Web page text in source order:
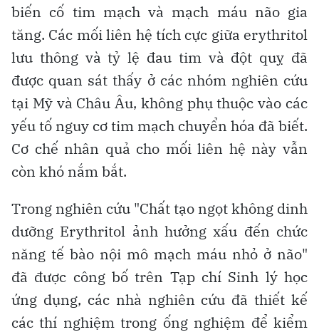
biến cố tim mạch và mạch máu não gia
tăng. Các mối liên hệ tích cực giữa erythritol
lưu thông và tỷ lệ đau tim và đột quỵ đã
được quan sát thấy ở các nhóm nghiên cứu
tại Mỹ và Châu Âu, không phụ thuộc vào các
yếu tố nguy cơ tim mạch chuyển hóa đã biết.
Cơ chế nhân quả cho mối liên hệ này vẫn
còn khó nắm bắt.
Trong nghiên cứu "Chất tạo ngọt không dinh
dưỡng Erythritol ảnh hưởng xấu đến chức
năng tế bào nội mô mạch máu nhỏ ở não"
đã được công bố trên Tạp chí Sinh lý học
ứng dụng, các nhà nghiên cứu đã thiết kế
các thí nghiệm trong ống nghiệm để kiểm